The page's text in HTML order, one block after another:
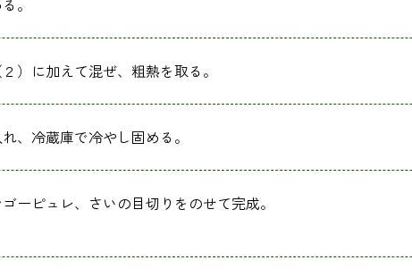
。
）に加えて混ぜ、粗熱を取る。
、冷蔵庫で冷やし固める。
ーピュレ、さいの目切りをのせて完成。